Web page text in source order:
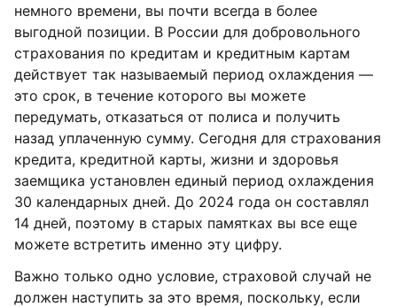
немного времени, вы почти всегда в более
выгодной позиции. В России для добровольного
страхования по кредитам и кредитным картам
действует так называемый период охлаждения —
это срок, в течение которого вы можете
передумать, отказаться от полиса и получить
назад уплаченную сумму. Сегодня для страхования
кредита, кредитной карты, жизни и здоровья
заемщика установлен единый период охлаждения
30 календарных дней. До 2024 года он составлял
14 дней, поэтому в старых памятках вы все еще
можете встретить именно эту цифру.
Важно только одно условие, страховой случай не
должен наступить за это время, поскольку, если